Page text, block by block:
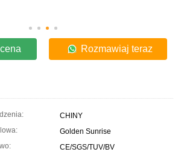
Rozmawiaj teraz
CHINY
Golden Sunrise
CE/SGS/TUV/BV